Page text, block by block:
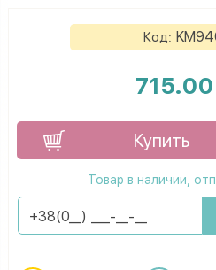
Код:
Купить
Товар в наличии,